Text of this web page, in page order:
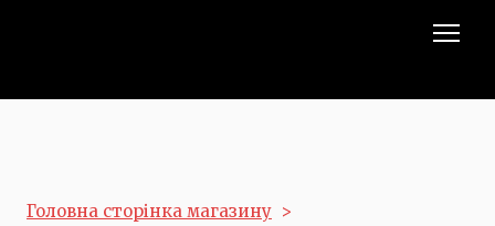
Головна сторінка магазину